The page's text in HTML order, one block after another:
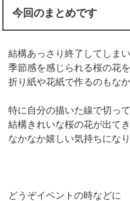
今回のまとめです
結構あっさり終了してしま
季節感を感じられる桜の花を
折り紙や花紙で作るのもな
特に自分の描いた線で切っ
結構きれいな桜の花が出て
なかなか嬉しい気持ちにな
どうぞイベントの時などに